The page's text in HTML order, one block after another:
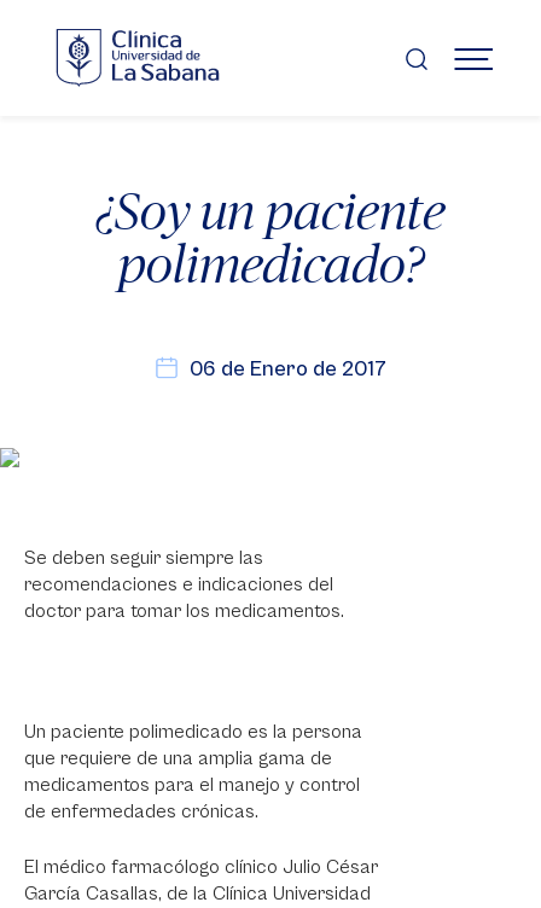
contenido
principal
MENÚ
¿Soy un paciente
polimedicado?
06 de Enero de 2017
Se deben seguir siempre las
recomendaciones e indicaciones del
doctor para tomar los medicamentos.
Un paciente polimedicado es la persona
que requiere de una amplia gama de
medicamentos para el manejo y control
de enfermedades crónicas.
El médico farmacólogo clínico Julio César
García Casallas, de la Clínica Universidad